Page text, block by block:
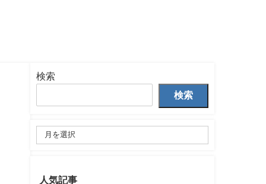
検索
検索
人気記事